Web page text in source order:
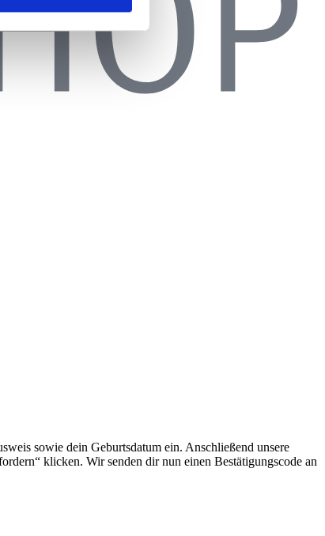
sowie dein Geburtsdatum ein. Anschließend unsere
klicken. Wir senden dir nun einen Bestätigungscode an